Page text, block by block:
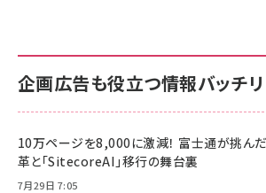
企画広告も役立つ情報バッチリ
10万ページを8,000に激減！ 富士通が挑ん
革と「SitecoreAI」移行の舞台裏
7月29日 7:05